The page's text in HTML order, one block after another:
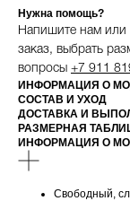
Нужна помощь?
Напишите нам
заказ, выбрать
вопросы +7 911
ИНФОРМАЦИЯ О
СОСТАВ И УХОД
ДОСТАВКА И
РАЗМЕРНАЯ
ИНФОРМАЦИЯ О
Свободный,